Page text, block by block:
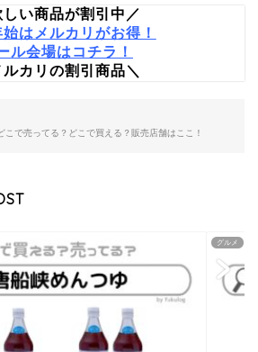
しい商品が割引中／
はメルカリがお得！
ル会場はコチラ！
ルカリの割引商品＼
こで売ってる？どこで買える？販売店舗はここ！
グルメ